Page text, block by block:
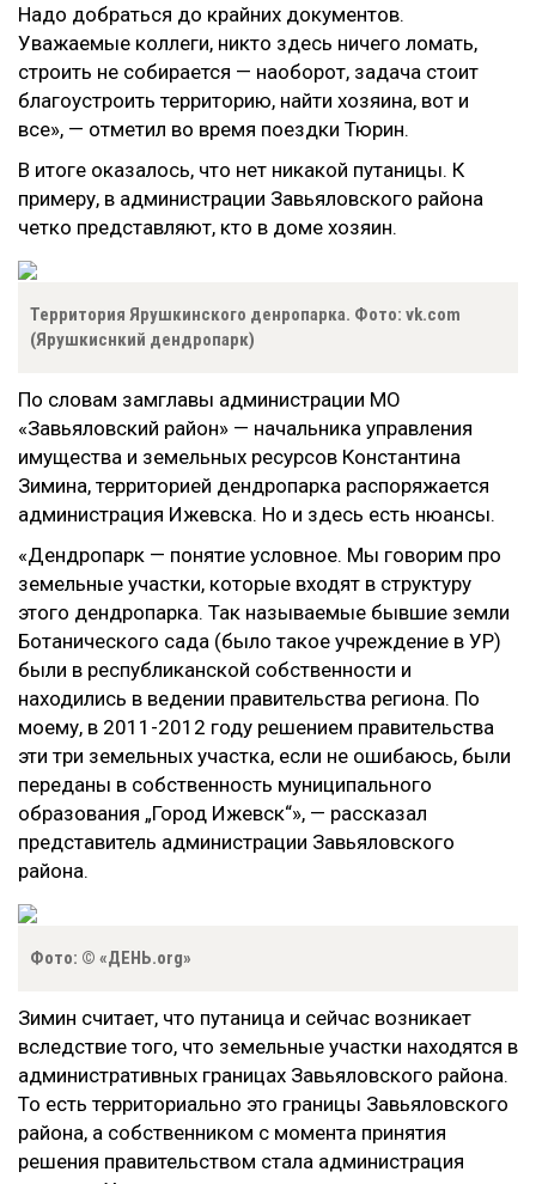
Надо добраться до крайних документов.
Уважаемые коллеги, никто здесь ничего ломать,
строить не собирается — наоборот, задача стоит
благоустроить территорию, найти хозяина, вот и
все», — отметил во время поездки Тюрин.
В итоге оказалось, что нет никакой путаницы. К
примеру, в администрации Завьяловского района
четко представляют, кто в доме хозяин.
Территория Ярушкинского денропарка. Фото: vk.com
(Ярушкиснкий дендропарк)
По словам замглавы администрации МО
«Завьяловский район» — начальника управления
имущества и земельных ресурсов Константина
Зимина, территорией дендропарка распоряжается
администрация Ижевска. Но и здесь есть нюансы.
«Дендропарк — понятие условное. Мы говорим про
земельные участки, которые входят в структуру
этого дендропарка. Так называемые бывшие земли
Ботанического сада (было такое учреждение в УР)
были в республиканской собственности и
находились в ведении правительства региона. По
моему, в 2011-2012 году решением правительства
эти три земельных участка, если не ошибаюсь, были
переданы в собственность муниципального
образования „Город Ижевск“», — рассказал
представитель администрации Завьяловского
района.
Фото: © «ДЕНЬ.org»
Зимин считает, что путаница и сейчас возникает
вследствие того, что земельные участки находятся в
административных границах Завьяловского района.
То есть территориально это границы Завьяловского
района, а собственником с момента принятия
решения правительством стала администрация